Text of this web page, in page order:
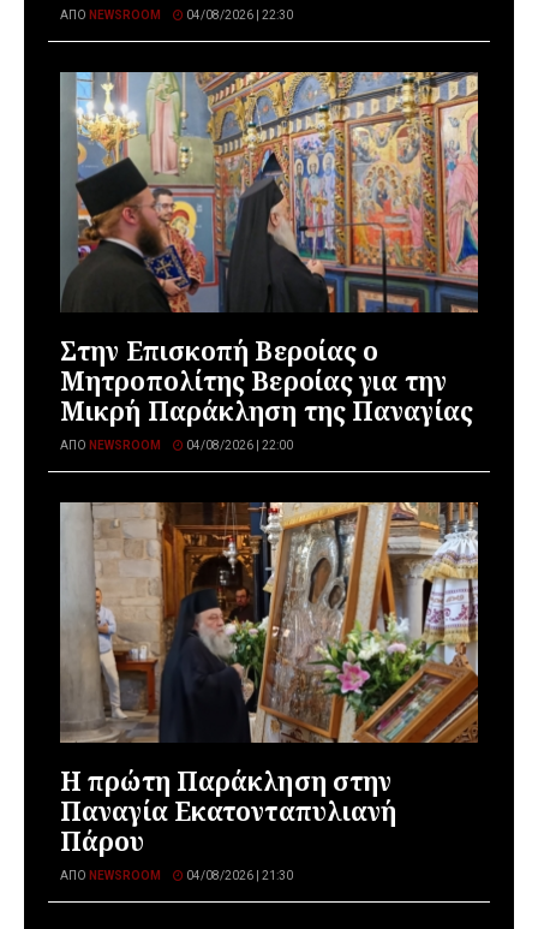
ΑΠΌ NEWSROOM 04/08/2026 | 22:30
Στην Επισκοπή Βεροίας ο
Μητροπολίτης Βεροίας για την
Μικρή Παράκληση της Παναγίας
ΑΠΌ NEWSROOM 04/08/2026 | 22:00
Η πρώτη Παράκληση στην
Παναγία Εκατονταπυλιανή
Πάρου
ΑΠΌ NEWSROOM 04/08/2026 | 21:30